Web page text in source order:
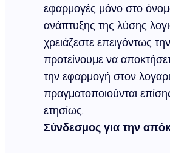
εφαρμογές μόνο στο
ανάπτυξης της λύσης
χρειάζεστε επειγόντως
προτείνουμε να
την εφαρμογή στον
πραγματοποιούνται
ετησίως.
Σύνδεσμος για την